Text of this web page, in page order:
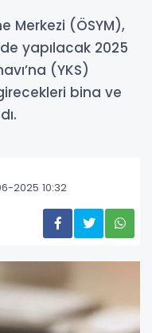
Merkezi (ÖSYM),
yapılacak 2025
(YKS)
bina ve
2025 10:32